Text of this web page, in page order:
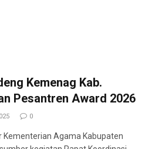
Kemenag Kab.
Pesantren Award 2026
0
Kementerian Agama Kabupaten